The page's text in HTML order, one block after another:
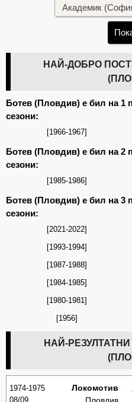
НАЙ-ДОБРО
Ботев (Пловдив) е бил на 1
сезони:
[1966-1967]
Ботев (Пловдив) е бил на 2
сезони:
[1985-1986]
Ботев (Пловдив) е бил на 3
сезони:
[2021-2022]
[1993-1994]
[1987-1988]
[1984-1985]
[1980-1981]
[1956]
НАЙ-
1974-1975
08/09
Локомотив